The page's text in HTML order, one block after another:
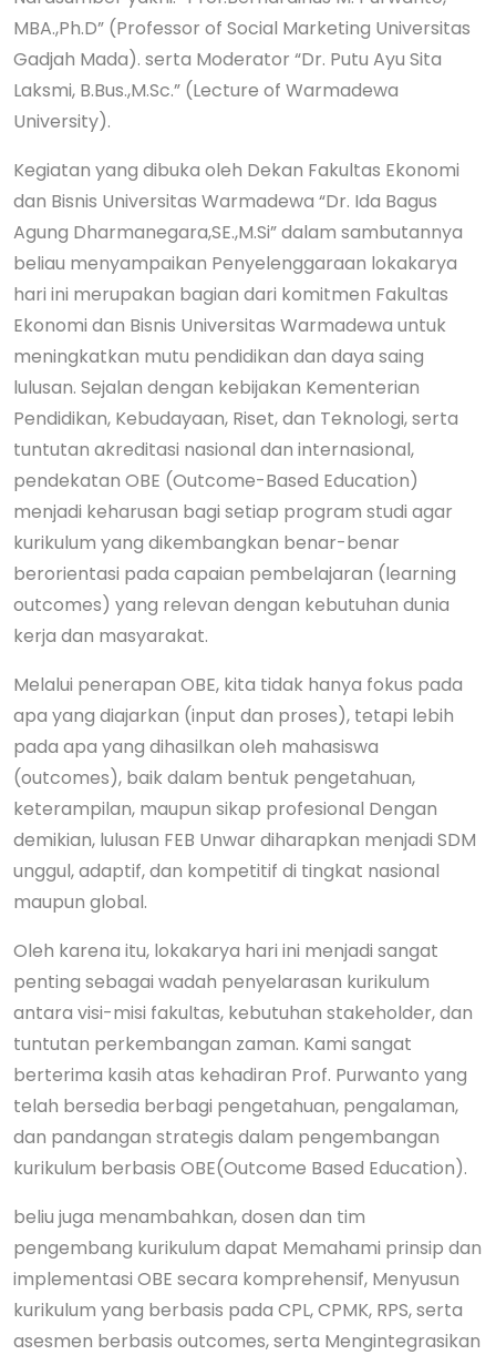
MBA.,Ph.D” (Professor of Social Marketing Universitas
Gadjah Mada). serta Moderator “Dr. Putu Ayu Sita
Laksmi, B.Bus.,M.Sc.” (Lecture of Warmadewa
University).
Kegiatan yang dibuka oleh Dekan Fakultas Ekonomi
dan Bisnis Universitas Warmadewa “Dr. Ida Bagus
Agung Dharmanegara,SE.,M.Si” dalam sambutannya
beliau menyampaikan Penyelenggaraan lokakarya
hari ini merupakan bagian dari komitmen Fakultas
Ekonomi dan Bisnis Universitas Warmadewa untuk
meningkatkan mutu pendidikan dan daya saing
lulusan. Sejalan dengan kebijakan Kementerian
Pendidikan, Kebudayaan, Riset, dan Teknologi, serta
tuntutan akreditasi nasional dan internasional,
pendekatan OBE (Outcome-Based Education)
menjadi keharusan bagi setiap program studi agar
kurikulum yang dikembangkan benar-benar
berorientasi pada capaian pembelajaran (learning
outcomes) yang relevan dengan kebutuhan dunia
kerja dan masyarakat.
Melalui penerapan OBE, kita tidak hanya fokus pada
apa yang diajarkan (input dan proses), tetapi lebih
pada apa yang dihasilkan oleh mahasiswa
(outcomes), baik dalam bentuk pengetahuan,
keterampilan, maupun sikap profesional Dengan
demikian, lulusan FEB Unwar diharapkan menjadi SDM
unggul, adaptif, dan kompetitif di tingkat nasional
maupun global.
Oleh karena itu, lokakarya hari ini menjadi sangat
penting sebagai wadah penyelarasan kurikulum
antara visi-misi fakultas, kebutuhan stakeholder, dan
tuntutan perkembangan zaman. Kami sangat
berterima kasih atas kehadiran Prof. Purwanto yang
telah bersedia berbagi pengetahuan, pengalaman,
dan pandangan strategis dalam pengembangan
kurikulum berbasis OBE(Outcome Based Education).
beliu juga menambahkan, dosen dan tim
pengembang kurikulum dapat Memahami prinsip dan
implementasi OBE secara komprehensif, Menyusun
kurikulum yang berbasis pada CPL, CPMK, RPS, serta
asesmen berbasis outcomes, serta Mengintegrasikan